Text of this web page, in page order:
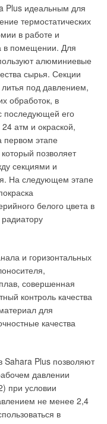
Plus идеальным для
термостатических
в работе и
в помещении. Для
алюминиевые
сырья. Секции
под давлением,
обработок, в
последующей его
атм и окраской,
первом этапе
позволяет
секциями и
На следующем этапе
белого цвета в
и горизонтальных
совершенная
контроль качества
для
качества
Sahara Plus позволяют
давлении
при условии
не менее 2,4
в
котел от системы
решение.
схема,
перечисленных
элемент
ни в одном
распределитель или,
статья доктора
тепловые
с
где описывается
представляет
минимальное
три функции:
котельной и
— котельная и
не мешая друг
крупных взвешенных
так
маленьких